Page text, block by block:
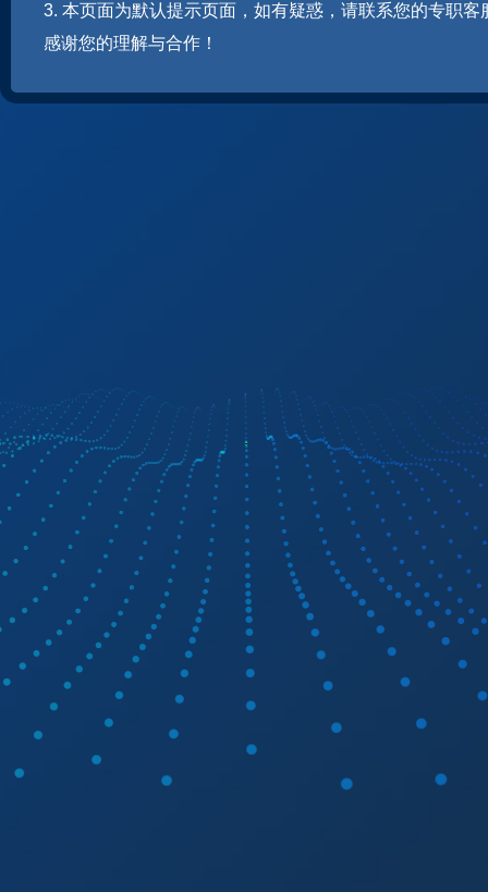
3. 本页面为默认提示页面，如有疑惑，请联系您的专职客
感谢您的理解与合作！